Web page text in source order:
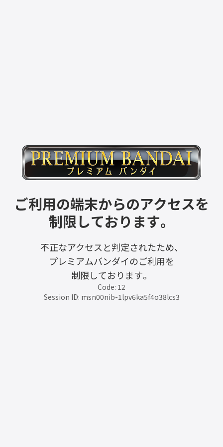
ご利用の端末からのアクセスを
制限しております。
不正なアクセスと判定されたため、
プレミアムバンダイのご利用を
制限しております。
Code: 12
Session ID: msn00nib-1lpv6ka5f4o38lcs3